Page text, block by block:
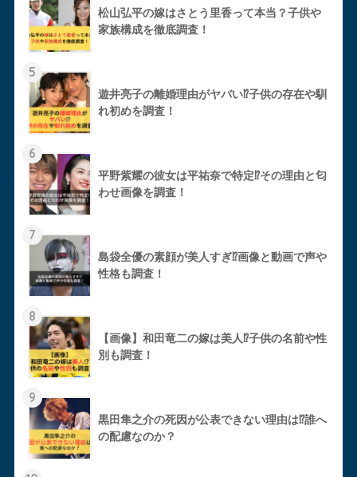
松山弘平の嫁はさとう里香って本当？子供や
家族構成を徹底調査！
5
遊井亮子の離婚理由がヤバい⁉︎子供の存在や馴
れ初めを調査！
6
平野紫耀の彼女は平祐奈で特定⁉︎その理由と匂
わせ画像を調査！
7
島袋全優の素顔が美人すぎ⁉︎画像と動画で声や
性格も調査！
8
【画像】和田竜二の嫁は美人⁉︎子供の名前や性
別も調査！
9
黒田隼之介の死因が公表できない理由は⁉︎誰へ
の配慮なのか？